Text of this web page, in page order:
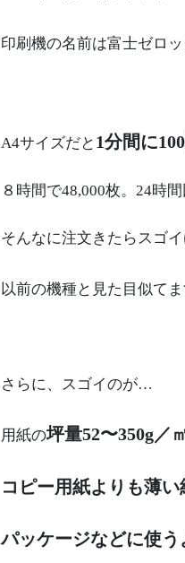
印刷機の名前は富士ゼロッ
A4サイズだと 1分間に
８時間で48,000枚。24時
そんなに注文きたらスゴ
以前の機種と見た目似て
さらに、スゴイのが…
用紙の坪量52〜350g／
コピー用紙よりも薄い
パッケージなどに使